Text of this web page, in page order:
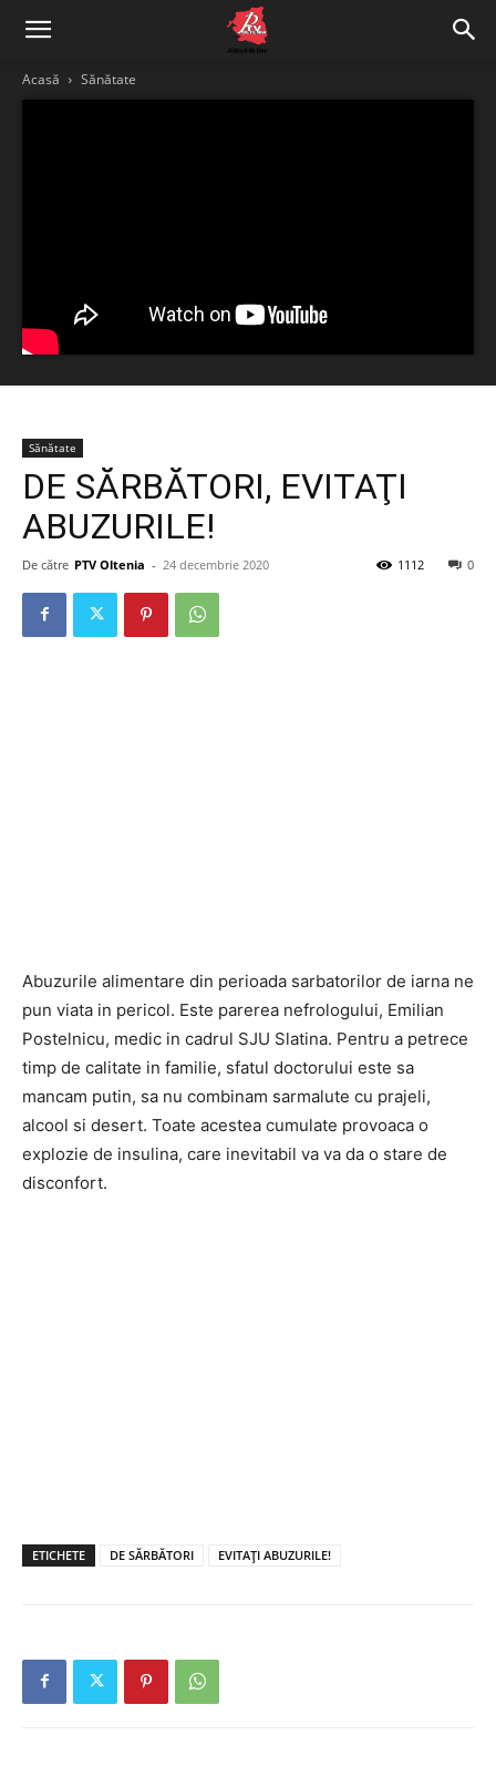
Acasă Sănătate
Sănătate
DE SĂRBĂTORI, EVITAŢI
ABUZURILE!
De către PTV Oltenia - 24 decembrie 2020 0
1112
Abuzurile alimentare din perioada sarbatorilor de iarna ne
pun viata in pericol. Este parerea nefrologului, Emilian
Postelnicu, medic in cadrul SJU Slatina. Pentru a petrece
timp de calitate in familie, sfatul doctorului este sa
mancam putin, sa nu combinam sarmalute cu prajeli,
alcool si desert. Toate acestea cumulate provoaca o
explozie de insulina, care inevitabil va va da o stare de
disconfort.
ETICHETE DE SĂRBĂTORI EVITAŢI ABUZURILE!